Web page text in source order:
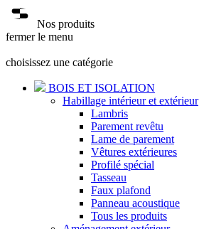
Nos produits
fermer le menu
choisissez une catégorie
BOIS ET ISOLATION
Habillage intérieur et extérieur
Lambris
Parement revêtu
Lame de parement
Vêtures extérieures
Profilé spécial
Tasseau
Faux plafond
Panneau acoustique
Tous les produits